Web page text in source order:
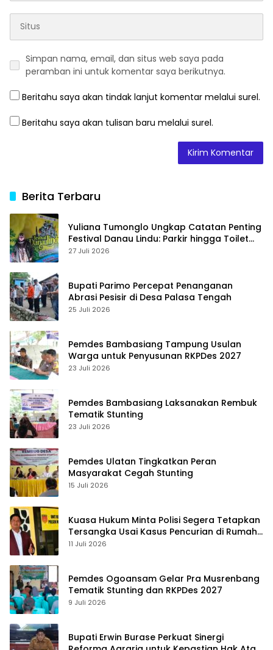
Simpan nama, email, dan situs web saya pada
peramban ini untuk komentar saya berikutnya.
Beritahu saya akan tindak lanjut komentar melalui surel.
Beritahu saya akan tulisan baru melalui surel.
Berita Terbaru
Yuliana Tumonglo Ungkap Catatan Penting
Festival Danau Lindu: Parkir hingga Toilet
Harus Jadi Prioritas
27 Juli 2026
Bupati Parimo Percepat Penanganan
Abrasi Pesisir di Desa Palasa Tengah
25 Juli 2026
Pemdes Bambasiang Tampung Usulan
Warga untuk Penyusunan RKPDes 2027
23 Juli 2026
Pemdes Bambasiang Laksanakan Rembuk
Tematik Stunting
23 Juli 2026
Pemdes Ulatan Tingkatkan Peran
Masyarakat Cegah Stunting
15 Juli 2026
Kuasa Hukum Minta Polisi Segera Tetapkan
Tersangka Usai Kasus Pencurian di Rumah
Anggota Dewan Bantul di Sigi Naik
11 Juli 2026
Pemdes Ogoansam Gelar Pra Musrenbang
Tematik Stunting dan RKPDes 2027
9 Juli 2026
Bupati Erwin Burase Perkuat Sinergi